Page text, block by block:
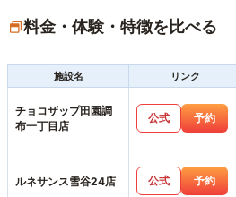
料金・体験・特徴を比べる
施設名
リンク
チョコザップ田園調
布一丁目店
公式 予約
ルネサンス雪谷24店 公式 予約